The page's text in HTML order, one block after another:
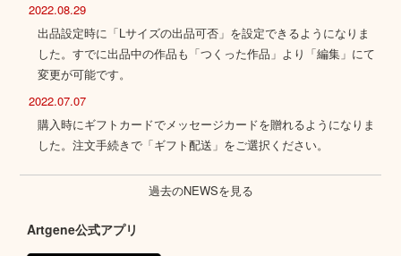
2022.08.29
出品設定時に「Lサイズの出品可否」を設定できるようになりま
した。すでに出品中の作品も「つくった作品」より「編集」にて
変更が可能です。
2022.07.07
購入時にギフトカードでメッセージカードを贈れるようになりま
した。注文手続きで「ギフト配送」をご選択ください。
過去のNEWSを見る
Artgene公式アプリ